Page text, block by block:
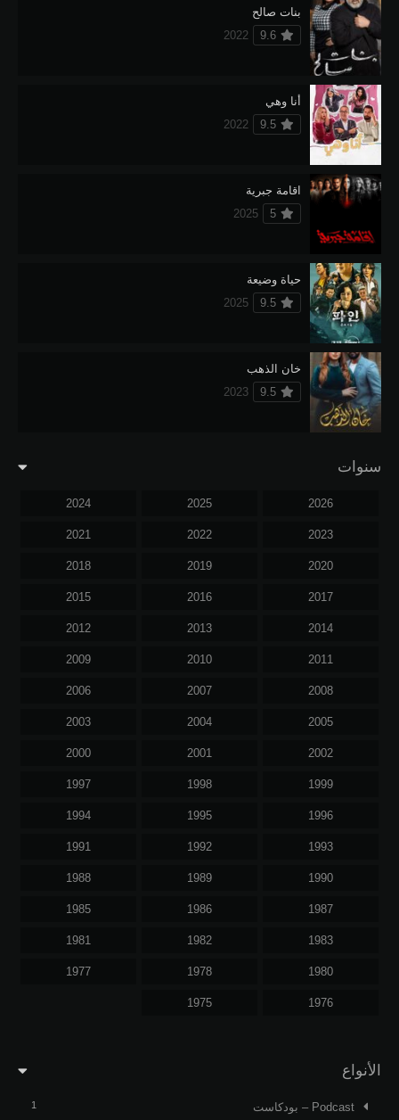
بنات صالح
9.6
2022
أنا وهي
9.5
2022
اقامة جبرية
5
2025
حياة وضيعة
9.5
2025
خان الذهب
9.5
2023
سنوات
2026
2025
2024
2023
2022
2021
2020
2019
2018
2017
2016
2015
2014
2013
2012
2011
2010
2009
2008
2007
2006
2005
2004
2003
2002
2001
2000
1999
1998
1997
1996
1995
1994
1993
1992
1991
1990
1989
1988
1987
1986
1985
1983
1982
1981
1980
1978
1977
1976
1975
الأنواع
Podcast – بودكاست 1